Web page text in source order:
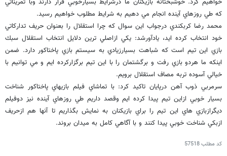
خواهيم كرد. خوشبختانه بازيكنان ما درشرايط بسيارخوبي قرار دارند وبا تمريناتي
كه طي روزهاي آينده انجام مي دهيم به شرايط مطلوب خواهيم رسيد.
محمد رضا كربكندي درجواب اين سوال كه چرا استقلال را بعنوان حريف تداركاتي
خود انتخاب كرده ايد، يادآورشد: يكي ازاصلي ترين دلايل انتخاب استقلال سبك
بازي اين تيم است كه شباهت بسيارزيادي به سيستم بازي پاختاكور دارد. ضمن
اينكه ما هردو بازي رفت و برگشتمان را با اين تيم برگزاركرده ايم و مي توانيم با
خيالي آسوده تربه مصاف استقلال برويم.
سرمربي ذوب آهن درپايان تاكيد كرد: با تماشاي فيلم بازيهاي پاختاكور شناخت
بسيار خوبي ازاين تيم پيدا كرده ايم وقصد داريم طي روزهاي آينده نيز دوفيلم
ديگرازبازي هاي اين تيم را براي بازيكنان به نمايش بگذاريم تا آنها هم ازحريف
ازبكي شناخت خوبي پيدا كنند و با آگاهي كامل به ميدان بروند.
کد مطلب57518